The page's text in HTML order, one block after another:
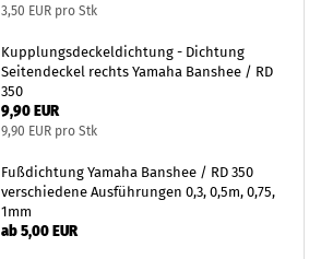
3,50 EUR pro Stk
Kupplungsdeckeldichtung - Dichtung
Seitendeckel rechts Yamaha Banshee / RD
350
9,90 EUR
9,90 EUR pro Stk
Fußdichtung Yamaha Banshee / RD 350
verschiedene Ausführungen 0,3, 0,5m, 0,75,
1mm
ab 5,00 EUR